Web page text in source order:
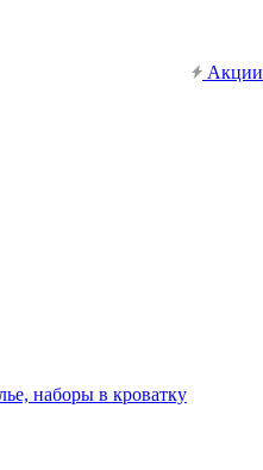
наборы в кроватку
Акции